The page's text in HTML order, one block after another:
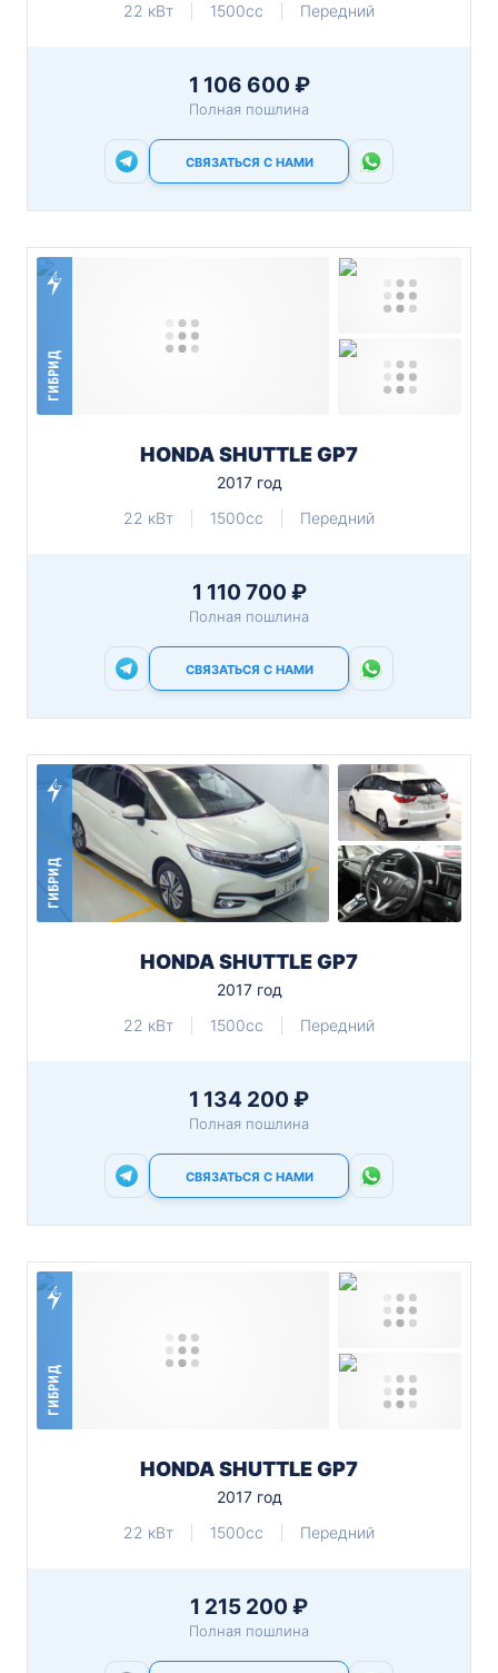
22 кВт
1500cc Передний
1 106 600 ₽
Полная пошлина
СВЯЗАТЬСЯ С НАМИ
ГИБРИД
HONDA SHUTTLE GP7
2017 год
22 кВт
1500cc Передний
1 110 700 ₽
Полная пошлина
СВЯЗАТЬСЯ С НАМИ
ГИБРИД
HONDA SHUTTLE GP7
2017 год
22 кВт
1500cc Передний
1 134 200 ₽
Полная пошлина
СВЯЗАТЬСЯ С НАМИ
ГИБРИД
HONDA SHUTTLE GP7
2017 год
22 кВт
1500cc Передний
1 215 200 ₽
Полная пошлина